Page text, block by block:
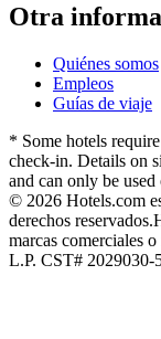
Otra
Quiénes somos
Empleos
Guías de viaje
* Some hotels
check-in. Details on
and can only be
© 2026 Hotels.com
derechos reservados.
marcas comerciales
L.P. CST# 2029030-